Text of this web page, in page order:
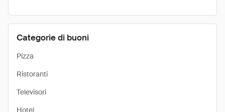
Categorie di buoni
Pizza
Ristoranti
Televisori
Hotel